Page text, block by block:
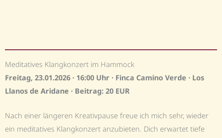
Meditatives Klangkonzert im Hammock
Freitag, 23.01.2026 · 16:00 Uhr · Finca Camino Verde · Los
Llanos de Aridane · Beitrag: 20 EUR
Nach einer längeren Kreativpause freue ich mich sehr, wieder
ein meditatives Klangkonzert anzubieten. Dich erwartet tiefe